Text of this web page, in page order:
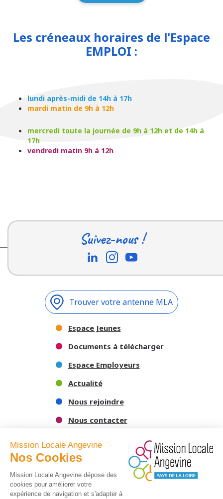
Les créneaux horaires de l'Espace
EMPLOI :
lundi après-midi de 14h à 17h
mardi matin de 9h à 12h
mercredi toute la journée de 9h à 12h et de 14h à
17h
vendredi matin 9h à 12h
Suivez-nous !
Trouver votre antenne MLA
Espace Jeunes
Documents à télécharger
Espace Employeurs
Actualité
Nous rejoindre
Nous contacter
Mission Locale Angevine
Nos Cookies
Mission Locale Angevine dépose des
cookies pour améliorer votre
expérience de navigation et s'adapter à